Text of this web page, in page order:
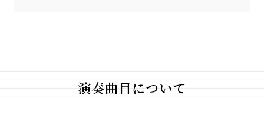
演奏曲目について